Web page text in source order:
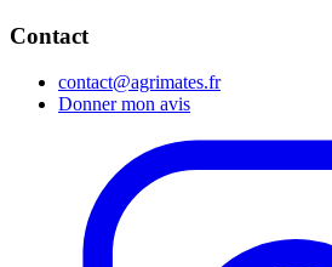
Contact
contact@agrimates.fr
Donner mon avis